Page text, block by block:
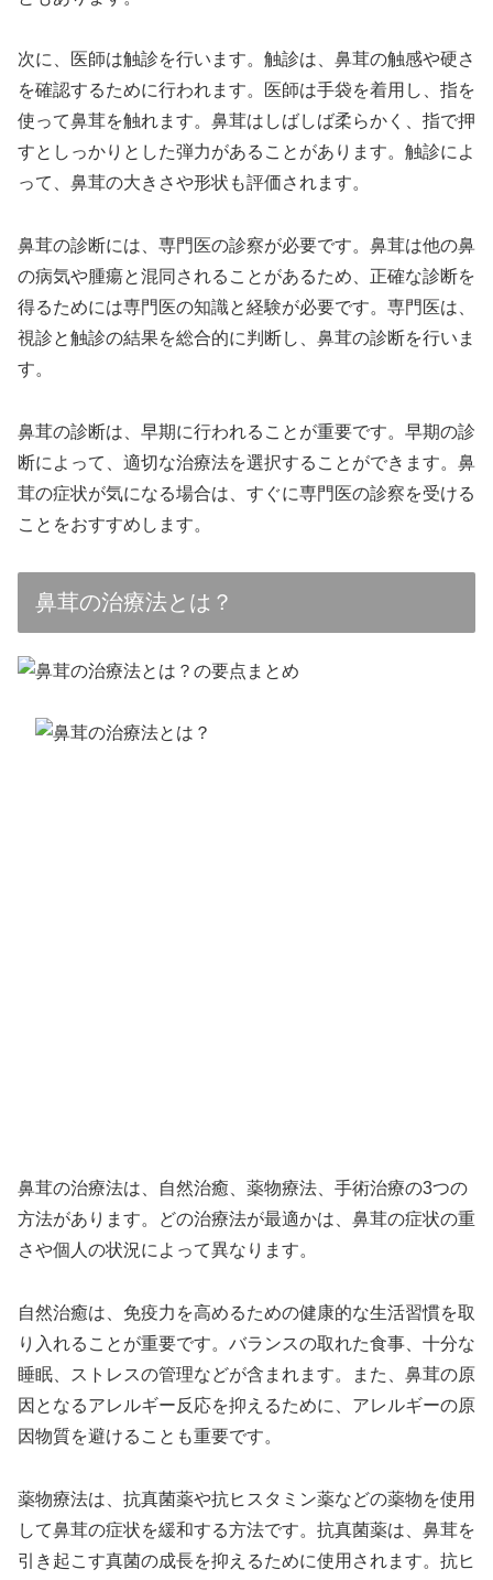
次に、医師は触診を行います。触診は、鼻茸の触感や硬さ
を確認するために行われます。医師は手袋を着用し、指を
使って鼻茸を触れます。鼻茸はしばしば柔らかく、指で押
すとしっかりとした弾力があることがあります。触診によ
って、鼻茸の大きさや形状も評価されます。
鼻茸の診断には、専門医の診察が必要です。鼻茸は他の鼻
の病気や腫瘍と混同されることがあるため、正確な診断を
得るためには専門医の知識と経験が必要です。専門医は、
視診と触診の結果を総合的に判断し、鼻茸の診断を行いま
す。
鼻茸の診断は、早期に行われることが重要です。早期の診
断によって、適切な治療法を選択することができます。鼻
茸の症状が気になる場合は、すぐに専門医の診察を受ける
ことをおすすめします。
鼻茸の治療法とは？
鼻茸の治療法は、自然治癒、薬物療法、手術治療の3つの
方法があります。どの治療法が最適かは、鼻茸の症状の重
さや個人の状況によって異なります。
自然治癒は、免疫力を高めるための健康的な生活習慣を取
り入れることが重要です。バランスの取れた食事、十分な
睡眠、ストレスの管理などが含まれます。また、鼻茸の原
因となるアレルギー反応を抑えるために、アレルギーの原
因物質を避けることも重要です。
薬物療法は、抗真菌薬や抗ヒスタミン薬などの薬物を使用
して鼻茸の症状を緩和する方法です。抗真菌薬は、鼻茸を
引き起こす真菌の成長を抑えるために使用されます。抗ヒ